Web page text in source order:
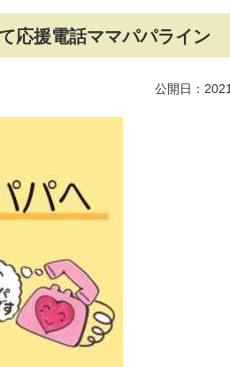
応援電話ママパパライン
公開日：